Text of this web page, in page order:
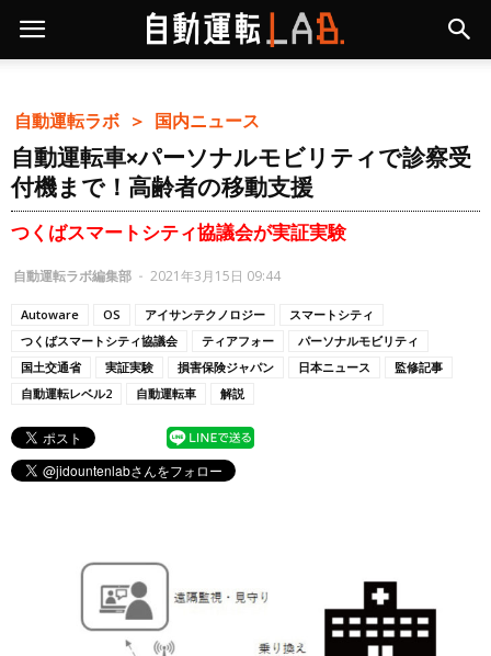
自動運転ラボ ＞ 国内ニュース
自動運転車×パーソナルモビリティで診察受
付機まで！高齢者の移動支援
つくばスマートシティ協議会が実証実験
自動運転ラボ編集部 - 2021年3月15日 09:44
Autoware OS アイサンテクノロジー
スマートシティ
つくばスマートシティ協議会
ティアフォー
パーソナルモビリティ
国土交通省
実証実験 損害保険ジャパン 日本ニュース
監修記事
自動運転レベル2
自動運転車 解説